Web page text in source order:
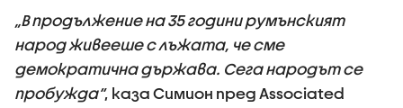
„В продължение на 35 години румънският
народ живееше с лъжата, че сме
демократична държава. Сега народът се
пробужда“, каза Симион пред Associated